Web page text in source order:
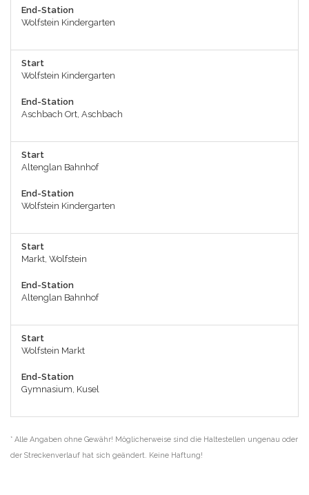
End-Station
Wolfstein Kindergarten
Start
Wolfstein Kindergarten
End-Station
Aschbach Ort, Aschbach
Start
Altenglan Bahnhof
End-Station
Wolfstein Kindergarten
Start
Markt, Wolfstein
End-Station
Altenglan Bahnhof
Start
Wolfstein Markt
End-Station
Gymnasium, Kusel
* Alle Angaben ohne Gewähr! Möglicherweise sind die Haltestellen ungenau oder
der Streckenverlauf hat sich geändert. Keine Haftung!